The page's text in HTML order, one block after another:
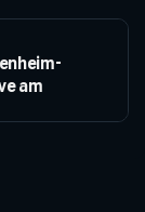
am